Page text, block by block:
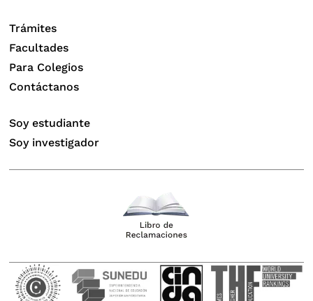
Trámites
Facultades
Para Colegios
Contáctanos
Soy estudiante
Soy investigador